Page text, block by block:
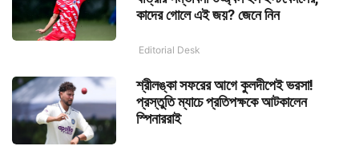
কাদের গোলে এই জয়? জেনে নিন
Editorial Desk
শ্রীলঙ্কা সফরের আগে কুলদীপেই ভরসা!
প্রস্তুতি ম্যাচে প্রতিপক্ষকে আটকালেন
স্পিনাররাই